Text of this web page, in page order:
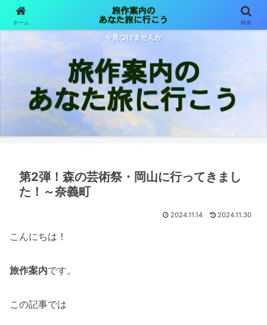
旅は目的も行先も様々 旅作案内が体験した旅をご紹介します あなた色の旅
を見つけませんか
第2弾！森の芸術祭・岡山に行ってきまし
た！～奈義町
2024.11.14 2024.11.30
こんにちは！
旅作案内です。
この記事では
ホーム 検索